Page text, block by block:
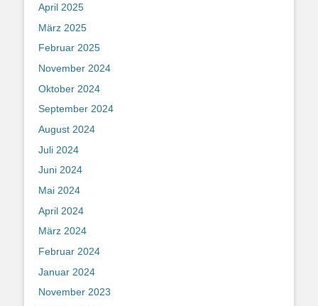
April 2025
März 2025
Februar 2025
November 2024
Oktober 2024
September 2024
August 2024
Juli 2024
Juni 2024
Mai 2024
April 2024
März 2024
Februar 2024
Januar 2024
November 2023